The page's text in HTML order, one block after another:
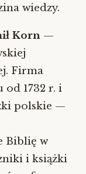
wiedzy.
Korn —
Firma
od 1732 r. i
polskie —
Biblię w
i książki